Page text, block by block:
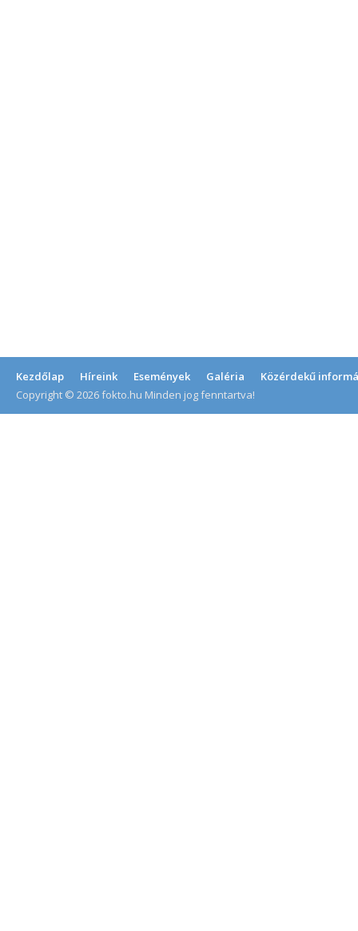
Kezdőlap Híreink Események Galéria
Közérdekű
Copyright © 2026 fokto.hu Minden jog fenntartva!